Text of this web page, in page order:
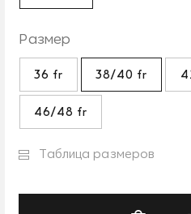
Размер
36 fr 38/40 fr
46/48 fr
Таблица размеров